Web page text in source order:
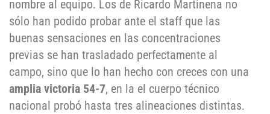
nombre al equipo. Los de Ricardo Martinena no
sólo han podido probar ante el staff que las
buenas sensaciones en las concentraciones
previas se han trasladado perfectamente al
campo, sino que lo han hecho con creces con una
amplia victoria 54-7, en la el cuerpo técnico
nacional probó hasta tres alineaciones distintas.